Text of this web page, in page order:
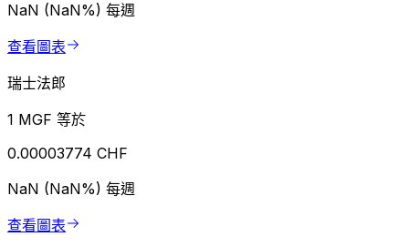
NaN (NaN%) 每週
查看圖表
瑞士法郎
1 MGF 等於
0.00003774 CHF
NaN (NaN%) 每週
查看圖表